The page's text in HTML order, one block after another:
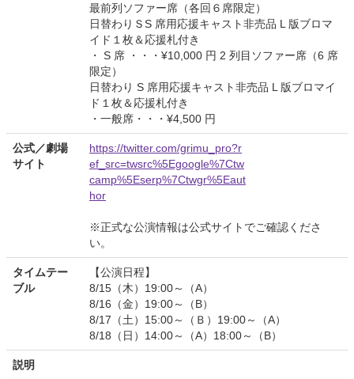
最前列ソファー席（各回６席限定）
日替わりＳS 席用応援キャスト非売品 L 版ブロマ
イド１枚＆応援札付き
・ S 席 ・・・¥10,000 円 2 列目ソファー席（6 席
限定）
日替わり S 席用応援キャスト非売品 L 版ブロマイ
ド１枚＆応援札付き
・一般席・・・¥4,500 円
公式／劇場
サイト
https://twitter.com/grimu_pro?r
ef_src=twsrc%5Egoogle%7Ctw
camp%5Eserp%7Ctwgr%5Eaut
hor
※正式な公演情報は公式サイトでご確認くださ
い。
タイムテー
ブル
【公演日程】
8/15（木）19:00～（A）
8/16（金）19:00～（B）
8/17（土）15:00～（Ｂ）19:00～（A）
8/18（日）14:00～（A）18:00～（B）
説明